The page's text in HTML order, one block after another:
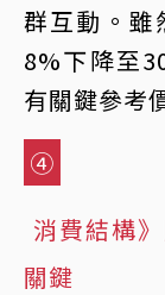
群互動。雖
8%下降至
有關鍵參考
④
消費結構
關鍵